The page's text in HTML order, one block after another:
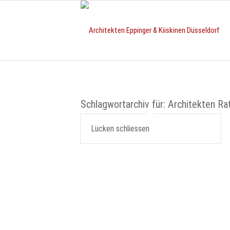
Schlagwortarchiv für: Architekten
Lücken schliessen